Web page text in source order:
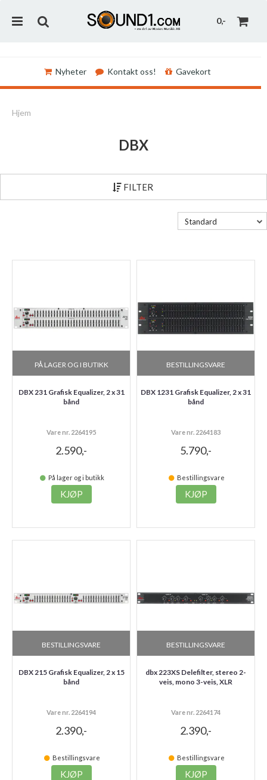
0,-
Nyheter Kontakt oss! Gavekort
Hjem
DBX
FILTER
Standard
PÅ LAGER OG I BUTIKK
DBX 231 Grafisk Equalizer, 2 x 31
bånd
Vare nr. 2264195
2.590,-
På lager og i butikk
KJØP
BESTILLINGSVARE
DBX 1231 Grafisk Equalizer, 2 x 31
bånd
Vare nr. 2264183
5.790,-
Bestillingsvare
KJØP
BESTILLINGSVARE
DBX 215 Grafisk Equalizer, 2 x 15
bånd
Vare nr. 2264194
2.390,-
Bestillingsvare
KJØP
BESTILLINGSVARE
dbx 223XS Delefilter, stereo 2-
veis, mono 3-veis, XLR
Vare nr. 2264174
2.390,-
Bestillingsvare
KJØP